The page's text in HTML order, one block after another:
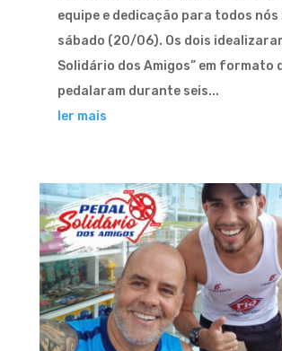
equipe e dedicação para todos nós
sábado (20/06). Os dois
Solidário dos Amigos” em formato
pedalaram durante seis...
ler mais